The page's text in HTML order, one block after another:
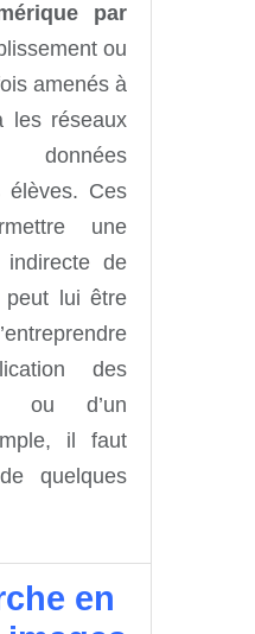
par
ou
amenés à
les réseaux
données
élèves. Ces
une
indirecte de
peut lui être
des
ou d’un
il faut
quelques
en